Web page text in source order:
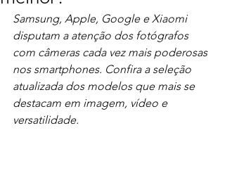
Samsung, Apple, Google e Xiaomi
disputam a atenção dos fotógrafos
com câmeras cada vez mais poderosas
nos smartphones. Confira a seleção
atualizada dos modelos que mais se
destacam em imagem, vídeo e
versatilidade.